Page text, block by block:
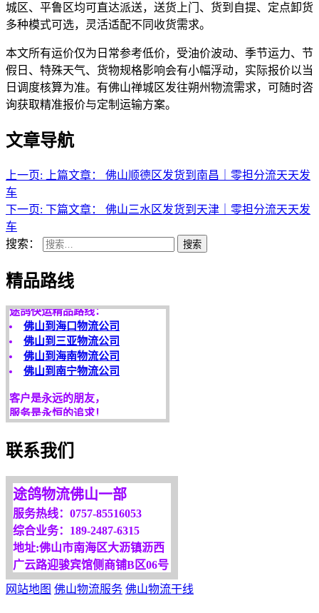
城区、平鲁区均可直达派送，送货上门、货到自提、定点卸货
多种模式可选，灵活适配不同收货需求。
本文所有运价仅为日常参考低价，受油价波动、季节运力、节
假日、特殊天气、货物规格影响会有小幅浮动，实际报价以当
日调度核算为准。有佛山禅城区发往朔州物流需求，可随时咨
询获取精准报价与定制运输方案。
文章导航
上一页: 上篇文章：
佛山顺德区发货到南昌｜零担分流天天发
车
下一页: 下篇文章：
佛山三水区发货到天津｜零担分流天天发
车
搜索：
搜索
精品路线
天开地辟宏基，
途鸽快运精品路线：
佛山到海口物流公司
佛山到三亚物流公司
佛山到海南物流公司
佛山到南宁物流公司
客户是永远的朋友，
服务是永恒的追求！
欢迎您光临！
更多服务请来电咨询，
我们将竭诚为你服务！
联系我们
途鸽物流佛山一部
服务热线：0757-85516053
综合业务：189-2487-6315
地址:佛山市南海区大沥镇沥西
广云路迎骏宾馆侧商铺B区06号
网站地图 佛山物流服务 佛山物流干线